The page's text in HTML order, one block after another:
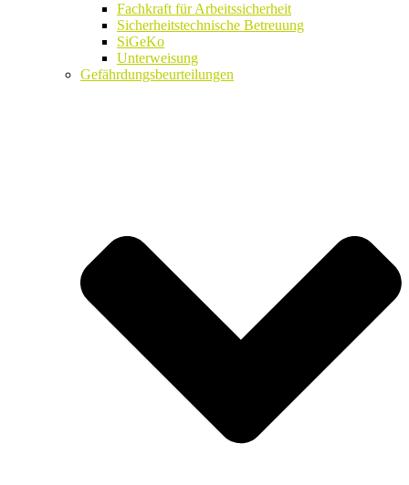
Fachkraft für Arbeitssicherheit
Sicherheitstechnische Betreuung
SiGeKo
Unterweisung
Gefährdungsbeurteilungen